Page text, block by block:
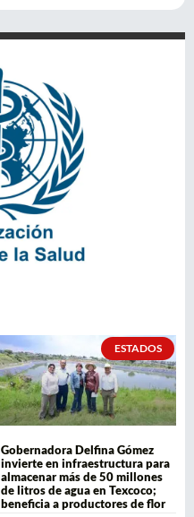
ESTADOS
Gobernadora Delfina Gómez
invierte en infraestructura para
almacenar más de 50 millones
de litros de agua en Texcoco;
beneficia a productores de flor